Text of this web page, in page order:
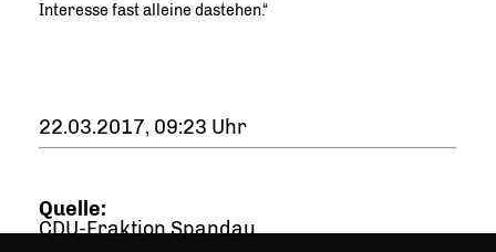
Interesse fast alleine dastehen.“
22.03.2017, 09:23 Uhr
Quelle:
CDU-Fraktion Spandau